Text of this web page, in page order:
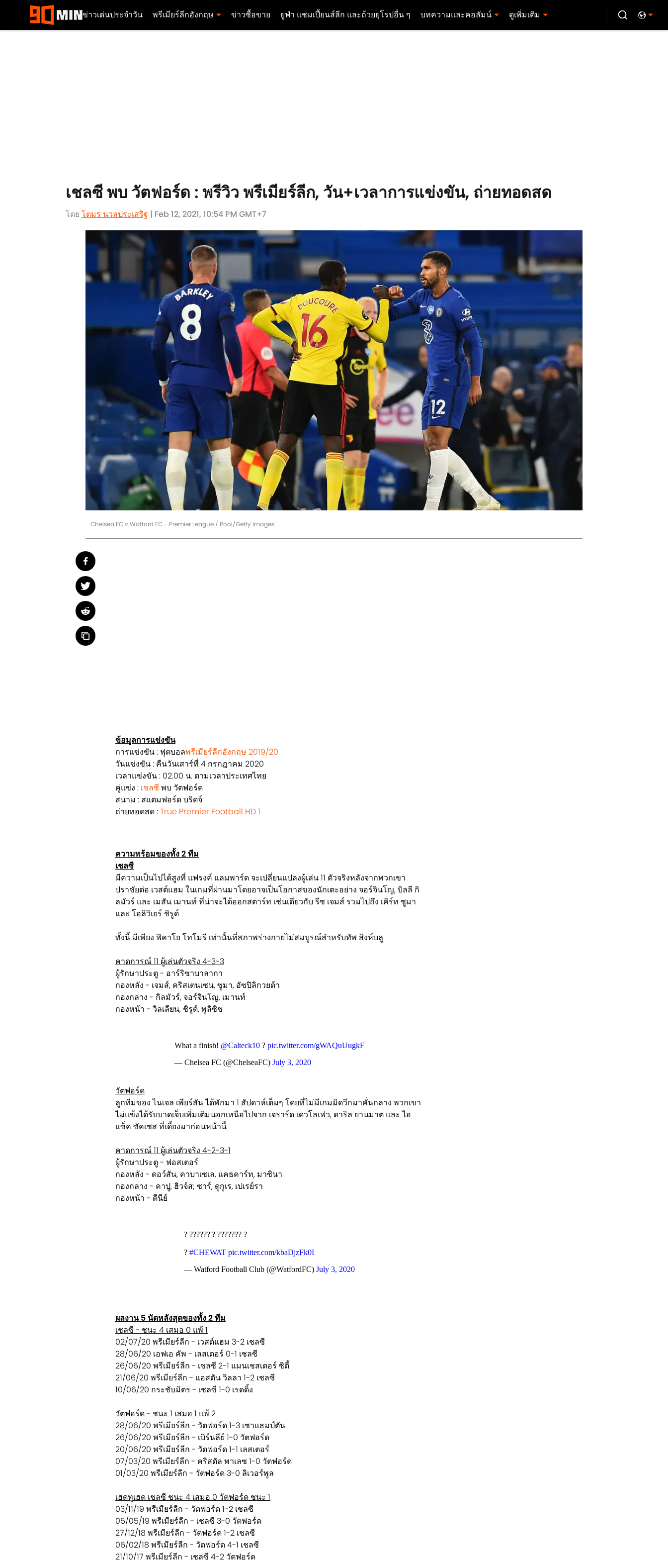
ข่าวเด่นประจำวัน พรีเมียร์ลีกอังกฤษ ข่าวซื้อขาย ยูฟ่า แชมเปี้ยนส์ลีก และถ้วยยุโรปอื่น ๆ บทความและคอลัมน์ ดูเพิ่มเติม
เชลซี พบ วัตฟอร์ด : พรีวิว พรีเมียร์ลีก, วัน+เวลาการแข่งขัน, ถ่ายทอดสด
โดย โตมร นวลประเสริฐ | Feb 12, 2021, 10:54 PM GMT+7
Chelsea FC v Watford FC - Premier League / Pool/Getty Images
ข้อมูลการแข่งขัน
การแข่งขัน : ฟุตบอลพรีเมียร์ลีกอังกฤษ 2019/20
วันแข่งขัน : คืนวันเสาร์ที่ 4 กรกฎาคม 2020
เวลาแข่งขัน : 02.00 น. ตามเวลาประเทศไทย
คู่แข่ง : เชลซี พบ วัตฟอร์ด
สนาม : สแตมฟอร์ด บริดจ์
ถ่ายทอดสด :True Premier Football HD 1
ความพร้อมของทั้ง 2 ทีม
เชลซี
มีความเป็นไปได้สูงที่ แฟรงค์ แลมพาร์ด จะเปลี่ยนแปลงผู้เล่น 11 ตัวจริงหลังจากพวกเขา
ปราชัยต่อ เวสต์แฮม ในเกมที่ผ่านมาโดยอาจเป็นโอกาสของนักเตะอย่าง จอร์จินโญ, บิลลี กิ
ลมัวร์ และ เมสัน เมานท์ ที่น่าจะได้ออกสตาร์ท เช่นเดียวกับ รีซ เจมส์ รวมไปถึง เคิร์ท ซูมา
และ โอลิวิเยร์ ชิรูด์
ทั้งนี้ มีเพียง ฟิคาโย โทโมรี เท่านั้นที่สภาพร่างกายไม่สมบูรณ์สำหรับทัพ สิงห์บลู
คาดการณ์ 11 ผู้เล่นตัวจริง 4-3-3
ผู้รักษาประตู - อาร์ริซาบาลากา
กองหลัง - เจมส์, คริสเตนเซน, ซูมา, อัซปิลิกวยต้า
กองกลาง - กิลมัวร์, จอร์จินโญ,​ เมานท์
กองหน้า - วิลเลียน, ชิรูด์, พูลิซิช
What a finish! @Calteck10 ? pic.twitter.com/gWAQuUugkF
— Chelsea FC (@ChelseaFC) July 3, 2020
วัตฟอร์ด
ลูกทีมของ ไนเจล เพียร์สัน ได้พักมา 1 สัปดาห์เต็มๆ โดยที่ไม่มีเกมมิดวีกมาคั่นกลาง พวกเขา
ไม่แข้งได้รับบาดเจ็บเพิ่มเติมนอกเหนือไปจาก เจราร์ด เดวโลเฟว, ดาริล ยานมาต และ ไอ
แซ็ค ซัคเซส ที่เดี้ยงมาก่อนหน้านี้
คาดการณ์ 11 ผู้เล่นตัวจริง 4-2-3-1
ผู้รักษาประตู - ฟอสเตอร์
กองหลัง - ดอว์สัน, คาบาเซเล, แคธคาร์ท, มาซินา
กองกลาง - คาปู, ฮิวจ์ส; ซาร์, ดูกูเร, เปเรย์รา
กองหน้า - ดีนีย์
? ??????'? ??????? ?
? #CHEWAT pic.twitter.com/kbaDjzFk0I
— Watford Football Club (@WatfordFC) July 3, 2020
ผลงาน 5 นัดหลังสุดของทั้ง 2 ทีม
เชลซี - ชนะ 4 เสมอ 0 แพ้ 1
02/07/20 พรีเมียร์ลีก - เวสต์แฮม 3-2 เชลซี
28/06/20 เอฟเอ คัพ - เลสเตอร์ 0-1 เชลซี
26/06/20 พรีเมียร์ลีก - เชลซี 2-1 แมนเชสเตอร์ ซิตี้
21/06/20 พรีเมียร์ลีก - แอสตัน วิลลา 1-2 เชลซี
10/06/20 กระชับมิตร - เชลซี 1-0 เรดดิ้ง
วัตฟอร์ด - ชนะ 1 เสมอ 1 แพ้ 2
28/06/20 พรีเมียร์ลีก - วัตฟอร์ด 1-3 เซาแธมป์ตัน
26/06/20 พรีเมียร์ลีก - เบิร์นลีย์ 1-0 วัตฟอร์ด
20/06/20 พรีเมียร์ลีก - วัตฟอร์ด 1-1 เลสเตอร์
07/03/20 พรีเมียร์ลีก - คริสตัล พาเลซ 1-0 วัตฟอร์ด
01/03/20 พรีเมียร์ลีก - วัตฟอร์ด 3-0 ลิเวอร์พูล
เฮดทูเฮด เชลซี ชนะ 4 เสมอ 0 วัตฟอร์ด ชนะ 1
03/11/19 พรีเมียร์ลีก - วัตฟอร์ด 1-2 เชลซี
05/05/19 พรีเมียร์ลีก - เชลซี 3-0 วัตฟอร์ด
27/12/18 พรีเมียร์ลีก - วัตฟอร์ด 1-2 เชลซี
06/02/18 พรีเมียร์ลีก - วัตฟอร์ด 4-1 เชลซี
21/10/17 พรีเมียร์ลีก - เชลซี 4-2 วัตฟอร์ด